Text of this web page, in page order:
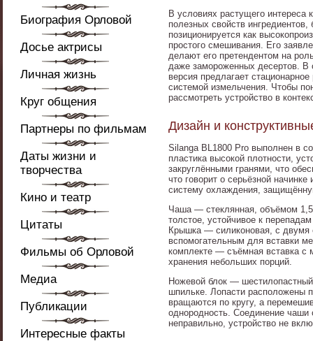
Биография Орловой
Досье актрисы
Личная жизнь
Круг общения
Партнеры по фильмам
Даты жизни и
творчества
Кино и театр
Цитаты
Фильмы об Орловой
Медиа
Публикации
Интересные факты
В условиях растущего
полезных свойств
позиционируется как
простого смешивания. Его
делают его претендентом на
даже замороженных десертов. В
версия предлагает
системой измельчения. Чтобы
рассмотреть устройство в
Дизайн и
Silanga BL1800 Pro выполнен в
пластика высокой плотности,
закруглёнными гранями, что
что говорит о серьёзной
систему охлаждения,
Чаша — стеклянная, объёмом 1,5
толстое, устойчивое к
Крышка — силиконовая, с двумя
вспомогательным для вставки
комплекте — съёмная вставка с
хранения небольших порций.
Ножевой блок —
шпильке. Лопасти расположены
вращаются по кругу, а
однородность. Соединение
неправильно, устройство не